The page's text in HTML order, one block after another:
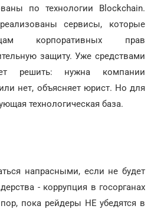
по технологии Blockchain.
сервисы, которые
корпоративных прав
защиту. Уже средствами
решить: нужна компании
нет, объясняет юрист. Но для
технологическая база.
напрасными, если не будет
- коррупция в госорганах
пока рейдеры НЕ убедятся в